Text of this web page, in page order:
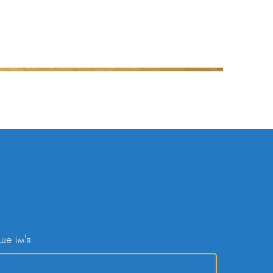
ім'я